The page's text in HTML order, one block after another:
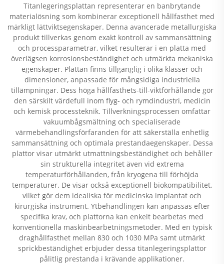
Titanlegeringsplattan representerar en banbrytande
materialösning som kombinerar exceptionell hållfasthet med
märkligt lättviktsegenskaper. Denna avancerade metallurgiska
produkt tillverkas genom exakt kontroll av sammansättning
och processparametrar, vilket resulterar i en platta med
överlägsen korrosionsbeständighet och utmärkta mekaniska
egenskaper. Plattan finns tillgänglig i olika klasser och
dimensioner, anpassade för mångsidiga industriella
tillämpningar. Dess höga hållfasthets-till-viktförhållande gör
den särskilt värdefull inom flyg- och rymdindustri, medicin
och kemisk processteknik. Tillverkningsprocessen omfattar
vakuumbågsmältning och specialiserade
värmebehandlingsförfaranden för att säkerställa enhetlig
sammansättning och optimala prestandaegenskaper. Dessa
plattor visar utmärkt utmattningsbeständighet och behåller
sin strukturella integritet även vid extrema
temperaturförhållanden, från kryogena till förhöjda
temperaturer. De visar också exceptionell biokompatibilitet,
vilket gör dem idealiska för medicinska implantat och
kirurgiska instrument. Ytbehandlingen kan anpassas efter
specifika krav, och plattorna kan enkelt bearbetas med
konventionella maskinbearbetningsmetoder. Med en typisk
draghållfasthet mellan 830 och 1030 MPa samt utmärkt
sprickbeständighet erbjuder dessa titanlegeringsplattor
pålitlig prestanda i krävande applikationer.